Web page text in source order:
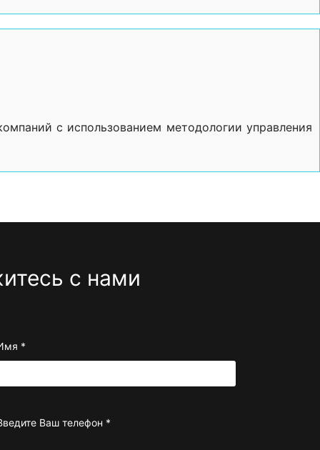
с использованием методологии управления
с нами
*
Ваш телефон *